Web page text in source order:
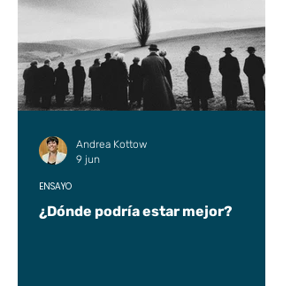
¿Dónde podría estar mejor?
ENSAYO
Andrea Kottow
9 jun